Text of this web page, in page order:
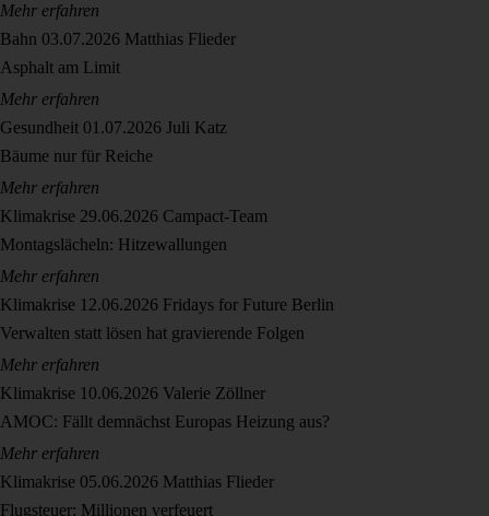
Mehr erfahren
Bahn 03.07.2026 Matthias Flieder
Asphalt am Limit
Mehr erfahren
Gesundheit 01.07.2026 Juli Katz
Bäume nur für Reiche
Mehr erfahren
Klimakrise 29.06.2026 Campact-Team
Montagslächeln: Hitzewallungen
Mehr erfahren
Klimakrise 12.06.2026 Fridays for Future Berlin
Verwalten statt lösen hat gravierende Folgen
Mehr erfahren
Klimakrise 10.06.2026 Valerie Zöllner
AMOC: Fällt demnächst Europas Heizung aus?
Mehr erfahren
Klimakrise 05.06.2026 Matthias Flieder
Flugsteuer: Millionen verfeuert